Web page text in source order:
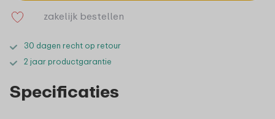
zakelijk bestellen
30 dagen recht op retour
2 jaar productgarantie
Specificaties